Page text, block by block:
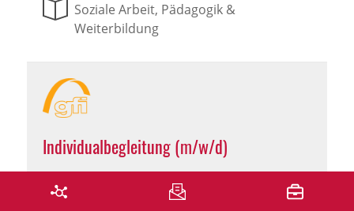
Soziale Arbeit, Pädagogik &
Weiterbildung
Individualbegleitung (m/w/d)